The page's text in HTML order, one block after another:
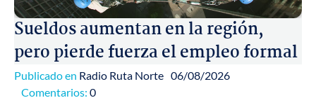
Sueldos aumentan en la región,
pero pierde fuerza el empleo formal
Publicado en Radio Ruta Norte 06/08/2026
Comentarios: 0